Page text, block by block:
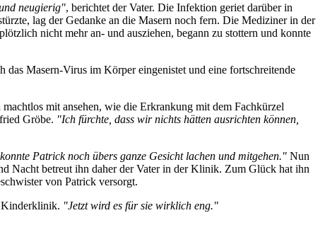
neugierig", berichtet der Vater. Die Infektion geriet darüber in
lag der Gedanke an die Masern noch fern. Die Mediziner in der
nicht mehr an- und ausziehen, begann zu stottern und konnte
Masern-Virus im Körper eingenistet und eine fortschreitende
mit ansehen, wie die Erkrankung mit dem Fachkürzel
Gröbe. "Ich fürchte, dass wir nichts hätten ausrichten können,
Patrick noch übers ganze Gesicht lachen und mitgehen." Nun
Nacht betreut ihn daher der Vater in der Klinik. Zum Glück hat ihn
von Patrick versorgt.
Kinderklinik. "Jetzt wird es für sie wirklich eng."